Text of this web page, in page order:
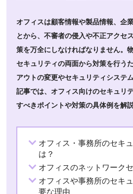
オフィスは顧客情報や製品情報、企
とから、不審者の侵入や不正アクセ
策を万全にしなければなりません。
セキュリティの両面から対策を行う
アウトの変更やセキュリティシステ
記事では、オフィス向けのセキュリ
すべきポイントや対策の具体例を解
オフィス・事務所のセキ
は？
オフィスのネットワーク
オフィスや事務所のセキ
要な理由